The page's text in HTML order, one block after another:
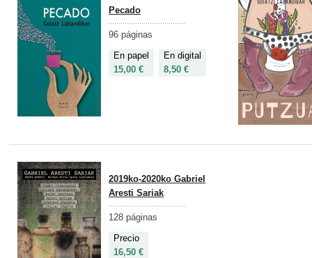
Pecado
96 páginas
En papel
15,00 €
En digital
8,50 €
2019ko-2020ko Gabriel
Aresti Sariak
128 páginas
Precio
16,50 €